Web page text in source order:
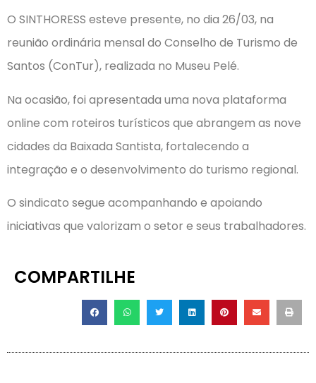
O SINTHORESS esteve presente, no dia 26/03, na
reunião ordinária mensal do Conselho de Turismo de
Santos (ConTur), realizada no Museu Pelé.
Na ocasião, foi apresentada uma nova plataforma
online com roteiros turísticos que abrangem as nove
cidades da Baixada Santista, fortalecendo a
integração e o desenvolvimento do turismo regional.
O sindicato segue acompanhando e apoiando
iniciativas que valorizam o setor e seus trabalhadores.
COMPARTILHE